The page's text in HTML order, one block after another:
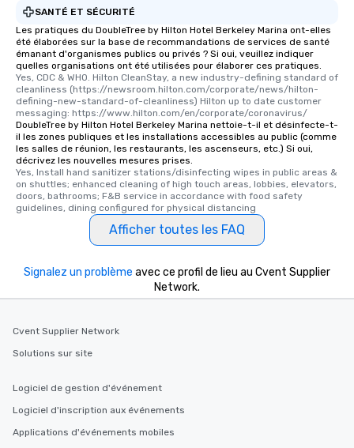
SANTÉ ET SÉCURITÉ
Les pratiques du DoubleTree by Hilton Hotel Berkeley Marina ont-elles
été élaborées sur la base de recommandations de services de santé
émanant d'organismes publics ou privés ? Si oui, veuillez indiquer
quelles organisations ont été utilisées pour élaborer ces pratiques.
Yes, CDC & WHO. Hilton CleanStay, a new industry-defining standard of
cleanliness (https://newsroom.hilton.com/corporate/news/hilton-
defining-new-standard-of-cleanliness) Hilton up to date customer
messaging: https://www.hilton.com/en/corporate/coronavirus/
DoubleTree by Hilton Hotel Berkeley Marina nettoie-t-il et désinfecte-t-
il les zones publiques et les installations accessibles au public (comme
les salles de réunion, les restaurants, les ascenseurs, etc.) Si oui,
décrivez les nouvelles mesures prises.
Yes, Install hand sanitizer stations/disinfecting wipes in public areas &
on shuttles; enhanced cleaning of high touch areas, lobbies, elevators,
doors, bathrooms; F&B service in accordance with food safety
guidelines, dining configured for physical distancing
Afficher toutes les FAQ
Signalez un problème avec ce profil de lieu au Cvent Supplier
Network.
Cvent Supplier Network
Solutions sur site
Logiciel de gestion d'événement
Logiciel d'inscription aux événements
Applications d'événements mobiles